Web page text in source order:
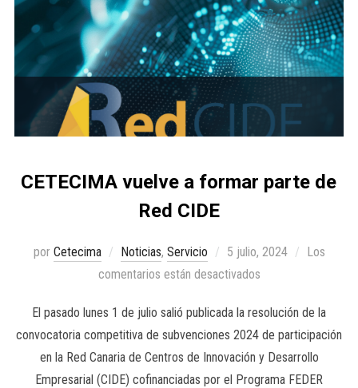
CETECIMA vuelve a formar parte de
Red CIDE
por Cetecima Noticias, Servicio 5 julio, 2024
Los
comentarios están desactivados
El pasado lunes 1 de julio salió publicada la resolución de la
convocatoria competitiva de subvenciones 2024 de participación
en la Red Canaria de Centros de Innovación y Desarrollo
Empresarial (CIDE) cofinanciadas por el Programa FEDER